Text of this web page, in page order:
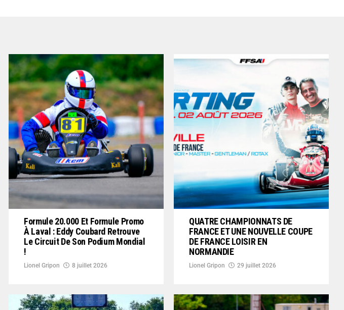
Formule 20.000 Et Formule Promo
À Laval : Eddy Coubard Retrouve
Le Circuit De Son Podium Mondial
!
Lionel Gripon 8 juillet 2026
QUATRE CHAMPIONNATS DE
FRANCE ET UNE NOUVELLE COUPE
DE FRANCE LOISIR EN
NORMANDIE
Lionel Gripon 29 juillet 2026